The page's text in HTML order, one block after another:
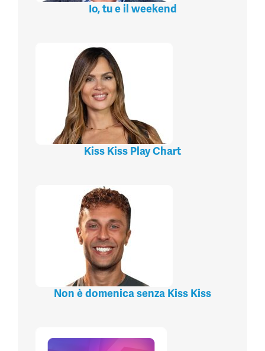
Io, tu e il weekend
Kiss Kiss Play Chart
Non è domenica senza Kiss Kiss